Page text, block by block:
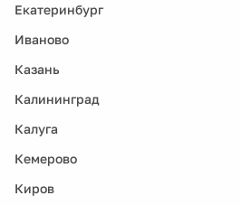
Екатеринбург
Иваново
Казань
Калининград
Калуга
Кемерово
Киров